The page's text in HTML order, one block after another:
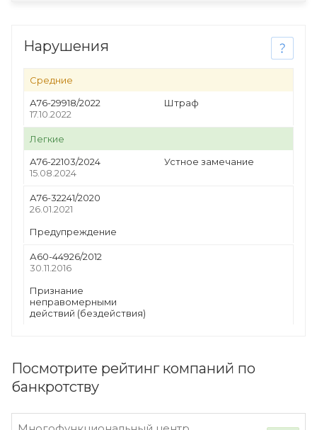
Нарушения
Средние
А76-29918/2022
17.10.2022
Штраф
Легкие
А76-22103/2024
15.08.2024
Устное замечание
А76-32241/2020
26.01.2021
Предупреждение
А60-44926/2012
30.11.2016
Признание
неправомерными
действий (бездействия)
Посмотрите рейтинг компаний по
банкротству